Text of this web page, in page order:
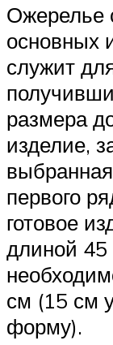
Ожерелье
основных
служит
размера
изделие,
первого
готовое
длиной
см (15 см
форму).